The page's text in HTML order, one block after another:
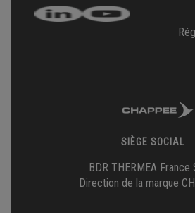
SIÈGE SOCIAL
BDR THERMEA France
Direction de la marque